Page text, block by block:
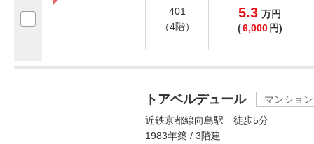
401
（4階）
5.3 万円
(6,000 円)
トアベルデュール
マンション
近鉄京都線向島駅 徒歩5分
1983年築 / 3階建